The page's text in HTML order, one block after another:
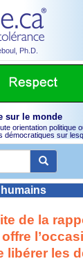
Ph.D.
sur le monde
orientation politique
sur
de la
les